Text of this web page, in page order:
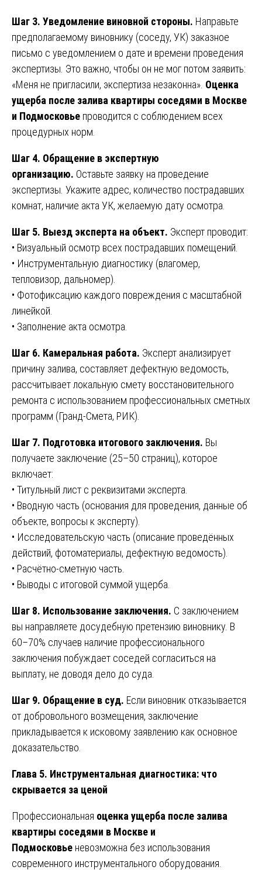
Шаг 3. Уведомление виновной стороны. Направьте
предполагаемому виновнику (соседу, УК) заказное
письмо с уведомлением о дате и времени проведения
экспертизы. Это важно, чтобы он не мог потом заявить:
«Меня не пригласили, экспертиза незаконна». Оценка
ущерба после залива квартиры соседями в Москве
и Подмосковье проводится с соблюдением всех
процедурных норм.
Шаг 4. Обращение в экспертную
организацию. Оставьте заявку на проведение
экспертизы. Укажите адрес, количество пострадавших
комнат, наличие акта УК, желаемую дату осмотра.
Шаг 5. Выезд эксперта на объект. Эксперт проводит:
• Визуальный осмотр всех пострадавших помещений.
• Инструментальную диагностику (влагомер,
тепловизор, дальномер).
• Фотофиксацию каждого повреждения с масштабной
линейкой.
• Заполнение акта осмотра.
Шаг 6. Камеральная работа. Эксперт анализирует
причину залива, составляет дефектную ведомость,
рассчитывает локальную смету восстановительного
ремонта с использованием профессиональных сметных
программ (Гранд-Смета, РИК).
Шаг 7. Подготовка итогового заключения. Вы
получаете заключение (25–50 страниц), которое
включает:
• Титульный лист с реквизитами эксперта.
• Вводную часть (основания для проведения, данные об
объекте, вопросы к эксперту).
• Исследовательскую часть (описание проведённых
действий, фотоматериалы, дефектную ведомость).
• Расчётно-сметную часть.
• Выводы с итоговой суммой ущерба.
Шаг 8. Использование заключения. С заключением
вы направляете досудебную претензию виновнику. В
60–70% случаев наличие профессионального
заключения побуждает соседей согласиться на
выплату, не доводя дело до суда.
Шаг 9. Обращение в суд. Если виновник отказывается
от добровольного возмещения, заключение
прикладывается к исковому заявлению как основное
доказательство.
Глава 5. Инструментальная диагностика: что
скрывается за ценой
Профессиональная оценка ущерба после залива
квартиры соседями в Москве и
Подмосковье невозможна без использования
современного инструментального оборудования.